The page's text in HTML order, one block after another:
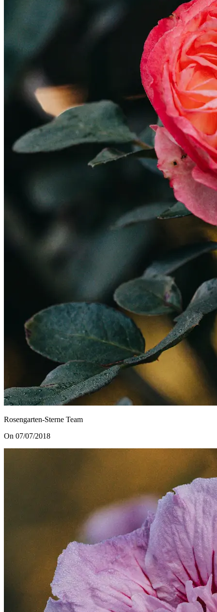
Rosengarten-Sterne Team
On 07/07/2018